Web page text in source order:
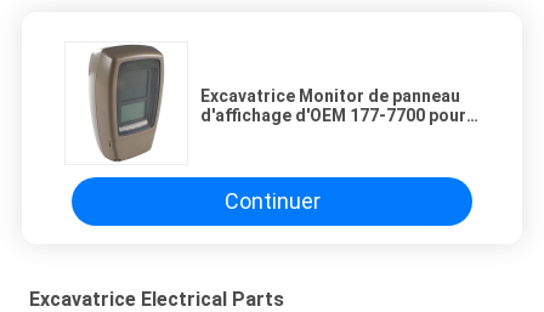
Excavatrice Monitor de panneau
d'affichage d'OEM 177-7700 pour
Continuer
Excavatrice Electrical Parts